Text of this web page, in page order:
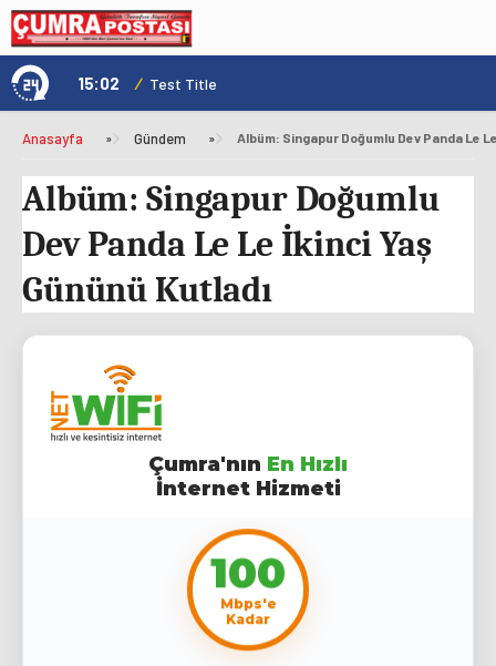
15:02 / Test Title
Anasayfa » Gündem » Albüm: Singapur Doğumlu Dev Panda Le
Albüm: Singapur Doğumlu
Dev Panda Le Le İkinci Yaş
Gününü Kutladı
Çumra'nın En Hızlı
İnternet Hizmeti
100
Mbps'e
Kadar